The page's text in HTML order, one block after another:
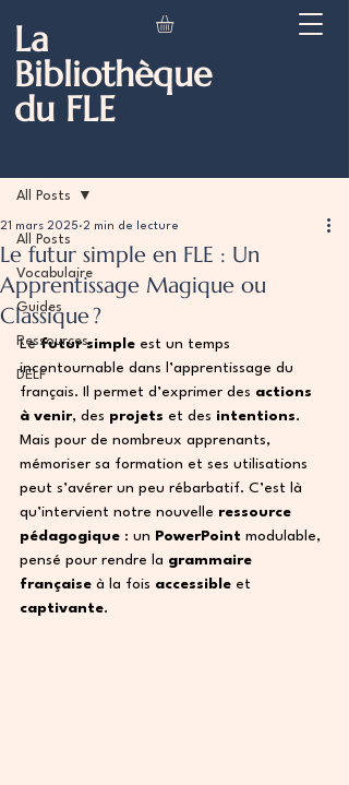
La
Bibliothèque
du FLE
All Posts
Vocabulaire
Guides
Ressources
DELF
All Posts
Le futur simple en FLE : Un
Apprentissage Magique ou
Classique ?
21 mars 2025 2 min de lecture
Le futur simple est un temps
incontournable dans l’apprentissage du
français. Il permet d’exprimer des actions
à venir, des projets et des intentions.
Mais pour de nombreux apprenants,
mémoriser sa formation et ses utilisations
peut s’avérer un peu rébarbatif. C’est là
qu’intervient notre nouvelle ressource
pédagogique : un PowerPoint modulable,
pensé pour rendre la grammaire
française à la fois accessible et
captivante.